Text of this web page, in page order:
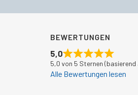
BEWERTUNGEN
5,0
5,0 von 5 Sternen (basierend
Alle Bewertungen lesen